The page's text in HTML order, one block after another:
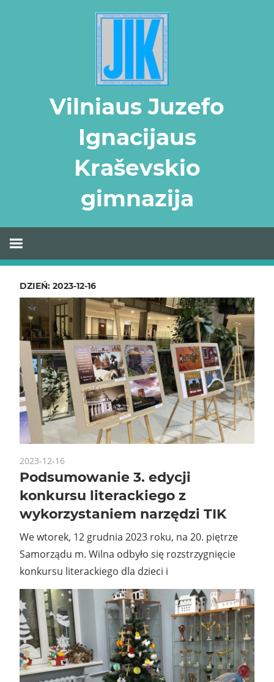
Vilniaus Juzefo
Ignacijaus
Kraševskio
gimnazija
DZIEŃ: 2023-12-16
2023-12-16
Podsumowanie 3. edycji
konkursu literackiego z
wykorzystaniem narzędzi TIK
We wtorek, 12 grudnia 2023 roku, na 20. piętrze
Samorządu m. Wilna odbyło się rozstrzygnięcie
konkursu literackiego dla dzieci i